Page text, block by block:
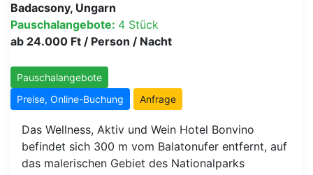
Badacsony, Ungarn
Pauschalangebote: 4 Stück
ab 24.000 Ft / Person / Nacht
Pauschalangebote
Preise, Online-Buchung
Anfrage
Das Wellness, Aktiv und Wein Hotel Bonvino
befindet sich 300 m vom Balatonufer entfernt, auf
das malerischen Gebiet des Nationalparks